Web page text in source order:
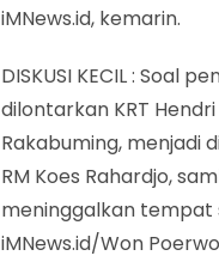
iMNews.id, kemarin.
DISKUSI KECIL : Soal
dilontarkan KRT
Rakabuming, menjadi
RM Koes Rahardjo,
meninggalkan tempat
iMNews.id/Won